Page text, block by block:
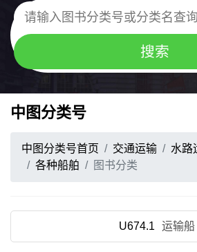
中图分类号
中图分类号首页 交通运输 水路
各种船舶
图书分类
U674.1 运输船